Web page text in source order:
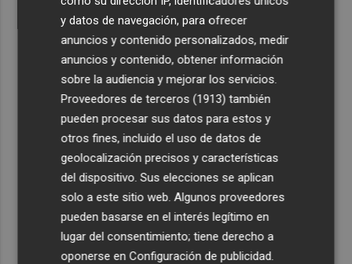
y datos de navegación, para ofrecer
anuncios y contenido personalizados, medir
anuncios y contenido, obtener información
sobre la audiencia y mejorar los servicios.
Proveedores de terceros (1913) también
pueden procesar sus datos para estos y
otros fines, incluido el uso de datos de
geolocalización precisos y características
del dispositivo. Sus elecciones se aplican
solo a este sitio web. Algunos proveedores
pueden basarse en el interés legítimo en
lugar del consentimiento; tiene derecho a
oponerse enConfiguración de publicidad